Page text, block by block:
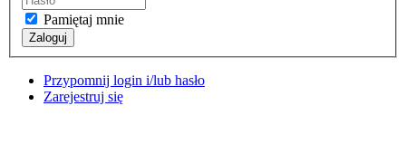
Pamiętaj mnie
Zaloguj
Przypomnij login i/lub hasło
Zarejestruj się